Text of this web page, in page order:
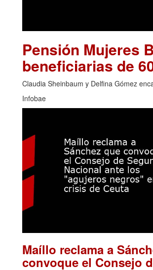
Pensión Mujeres
beneficiarias de
Claudia Sheinbaum y Delfina Gómez
Infobae
Maíllo reclama a
convoque el Consejo